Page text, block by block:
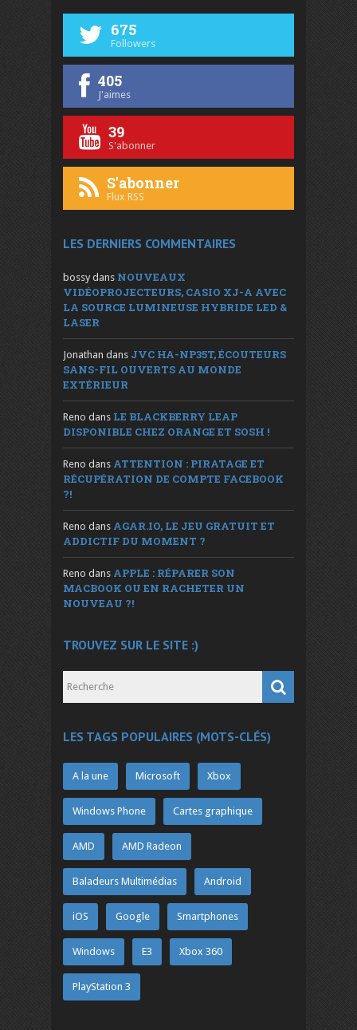
675
Followers
405
J'aimes
39
S'abonner
S'abonner
Flux RSS
LES DERNIERS COMMENTAIRES
bossy dans NOUVEAUX
VIDÉOPROJECTEURS, CASIO XJ-A AVEC
LA SOURCE LUMINEUSE HYBRIDE LED &
LASER
Jonathan dans JVC HA-NP35T, ÉCOUTEURS
SANS-FIL OUVERTS AU MONDE
EXTÉRIEUR
Reno dans LE BLACKBERRY LEAP
DISPONIBLE CHEZ ORANGE ET SOSH !
Reno dans ATTENTION : PIRATAGE ET
RÉCUPÉRATION DE COMPTE FACEBOOK
?!
Reno dans AGAR.IO, LE JEU GRATUIT ET
ADDICTIF DU MOMENT ?
Reno dans APPLE : RÉPARER SON
MACBOOK OU EN RACHETER UN
NOUVEAU ?!
TROUVEZ SUR LE SITE :)
LES TAGS POPULAIRES (MOTS-CLÉS)
A la une Microsoft Xbox
Windows Phone Cartes graphique
AMD AMD Radeon
Baladeurs Multimédias Android
iOS Google Smartphones
Windows E3 Xbox 360
PlayStation 3